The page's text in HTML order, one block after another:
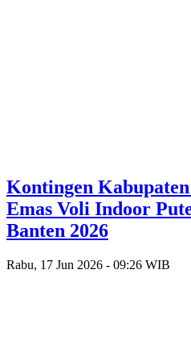
Kontingen
Emas Voli Indoor
Banten 2026
Rabu, 17 Jun 2026 - 09:26 WIB